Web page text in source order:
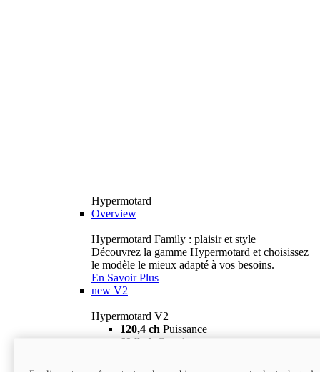
Hypermotard
Overview
Hypermotard Family : plaisir et style
Découvrez la gamme Hypermotard et choisissez
le modèle le mieux adapté à vos besoins.
En Savoir Plus
new V2
Hypermotard V2
120,4 ch Puissance
69 lb-ft
Couple
18 895 $